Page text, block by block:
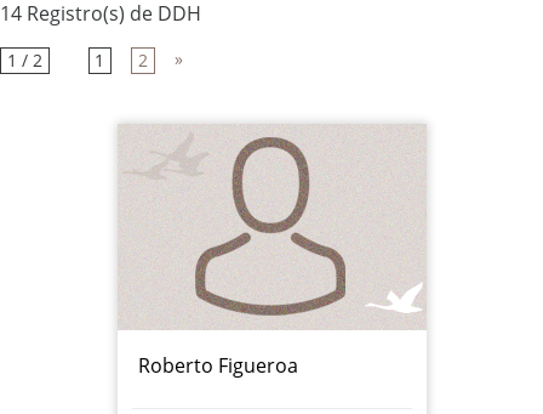
14 Registro(s) de DDH
1 / 2 1 2 »
Roberto Figueroa